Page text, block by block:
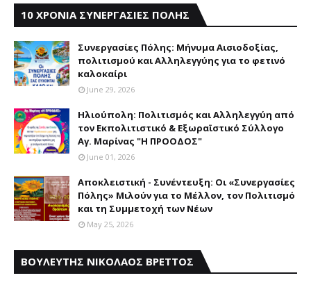
10 ΧΡΟΝΙΑ ΣΥΝΕΡΓΑΣΙΕΣ ΠΟΛΗΣ
Συνεργασίες Πόλης: Mήνυμα Aισιοδοξίας,
πολιτισμού και Aλληλεγγύης για το φετινό
καλοκαίρι
June 29, 2026
Ηλιούπολη: Πολιτισμός και Aλληλεγγύη από
τον Εκπολιτιστικό & Εξωραϊστικό Σύλλογο
Αγ. Μαρίνας "Η ΠΡΟΟΔΟΣ"
June 01, 2026
Αποκλειστική - Συνέντευξη: Οι «Συνεργασίες
Πόλης» Μιλούν για το Μέλλον, τον Πολιτισμό
και τη Συμμετοχή των Νέων
May 25, 2026
ΒΟΥΛΕΥΤΗΣ ΝΙΚΟΛΑΟΣ ΒΡΕΤΤΟΣ